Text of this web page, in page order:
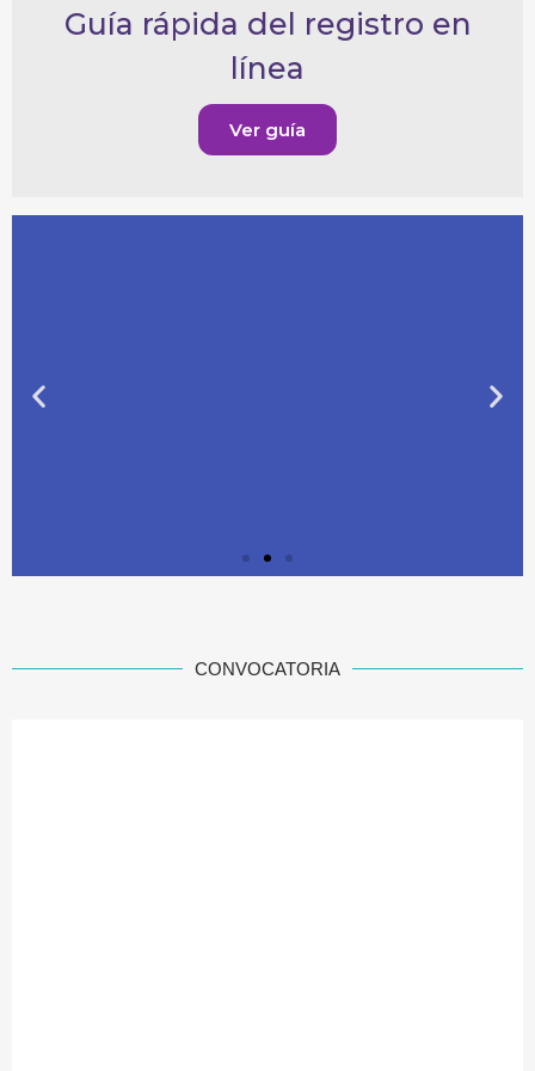
Guía rápida del registro en
línea
Ver guía
CONVOCATORIA